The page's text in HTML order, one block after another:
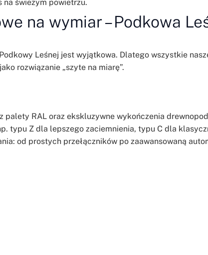
na świeżym powietrzu.
na wymiar – Podkowa
Leśnej jest wyjątkowa. Dlatego wszystkie
rozwiązanie „szyte na miarę”.
palety RAL oraz ekskluzywne wykończenia
typu Z dla lepszego zaciemnienia, typu C dla
od prostych przełączników po zaawansowaną